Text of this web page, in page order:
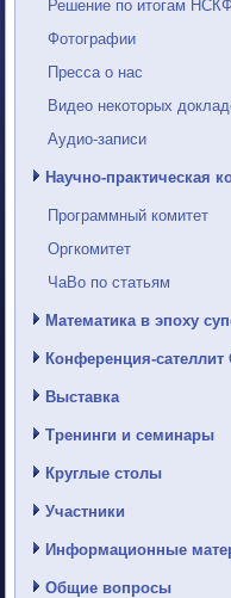
Решение по итогам
Фотографии
Пресса о нас
Видео некоторых
Аудио-записи
Научно-практическая
Программный комитет
Оргкомитет
ЧаВо по статьям
Математика в эпоху
Конференция-
Выставка
Тренинги и семинары
Круглые столы
Участники
Информационные
Общие вопросы